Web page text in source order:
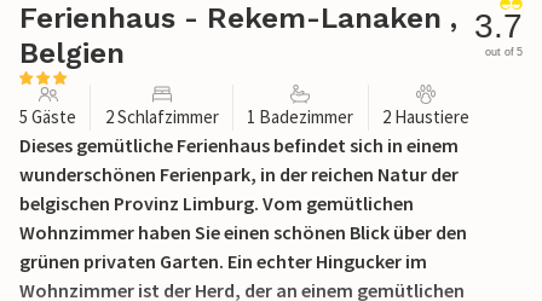
Ferienhaus - Rekem-Lanaken ,
Belgien
3.7
out of 5
5 Gäste 2 Schlafzimmer 1 Badezimmer 2 Haustiere
Dieses gemütliche Ferienhaus befindet sich in einem
wunderschönen Ferienpark, in der reichen Natur der
belgischen Provinz Limburg. Vom gemütlichen
Wohnzimmer haben Sie einen schönen Blick über den
grünen privaten Garten. Ein echter Hingucker im
Wohnzimmer ist der Herd, der an einem gemütlichen